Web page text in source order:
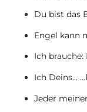
Du bist das
Engel kann
Ich
Ich Deins...
Jeder